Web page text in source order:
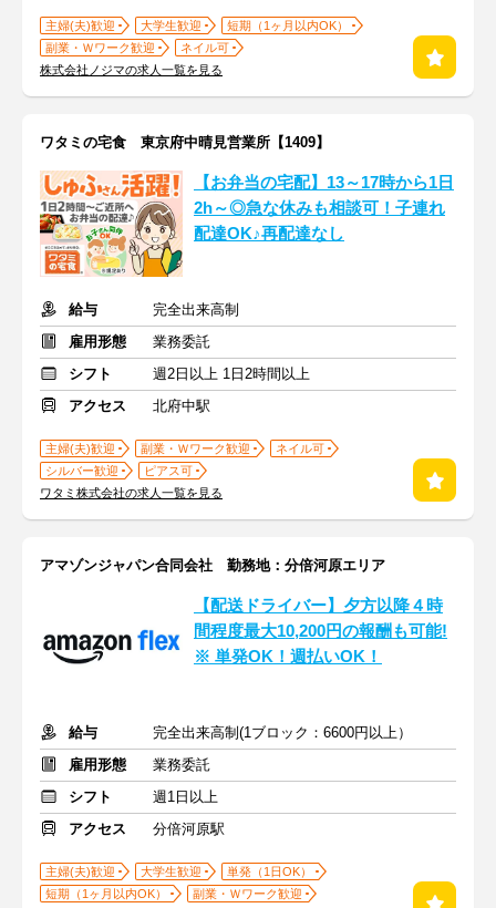
主婦(夫)歓迎 大学生歓迎
短期（1ヶ月以内OK）
副業・Ｗワーク歓迎
ネイル可
株式会社ノジマの求人一覧を見る
ワタミの宅食 東京府中晴見営業所【1409】
【お弁当の宅配】13～17時から1日
2h～◎急な休みも相談可！子連れ
配達OK♪再配達なし
給与
完全出来高制
雇用形態
業務委託
シフト
週2日以上 1日2時間以上
アクセス
北府中駅
主婦(夫)歓迎 副業・Ｗワーク歓迎
ネイル可
シルバー歓迎
ピアス可
ワタミ株式会社の求人一覧を見る
アマゾンジャパン合同会社 勤務地：分倍河原エリア
【配送ドライバー】夕方以降４時
間程度最大10,200円の報酬も可能!
※ 単発OK！週払いOK！
給与
完全出来高制(1ブロック：6600円以上）
雇用形態
業務委託
シフト
週1日以上
アクセス
分倍河原駅
主婦(夫)歓迎 大学生歓迎
単発（1日OK）
短期（1ヶ月以内OK）
副業・Ｗワーク歓迎